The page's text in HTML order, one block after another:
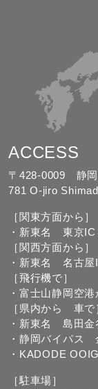
ACCESS
〒428-0009 静岡
781 O-jiro
［関東方面から］
・新東名 東京
［関西方面から］
・新東名 名古
［飛行機で］
・富士山静岡空
［県内から 車で
・新東名 島田
・静岡バイパス
・KADODE
［駐車場］